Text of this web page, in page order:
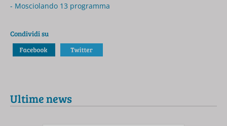
- Mosciolando 13 programma
Condividi su
Ultime news